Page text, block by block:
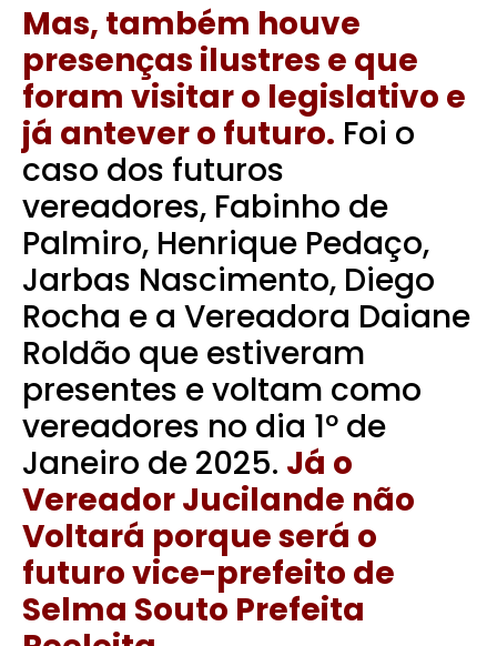
Mas, também houve
presenças ilustres e que
foram visitar o legislativo e
já antever o futuro. Foi o
caso dos futuros
vereadores, Fabinho de
Palmiro, Henrique Pedaço,
Jarbas Nascimento, Diego
Rocha e a Vereadora Daiane
Roldão que estiveram
presentes e voltam como
vereadores no dia 1º de
Janeiro de 2025. Já o
Vereador Jucilande não
Voltará porque será o
futuro vice-prefeito de
Selma Souto Prefeita